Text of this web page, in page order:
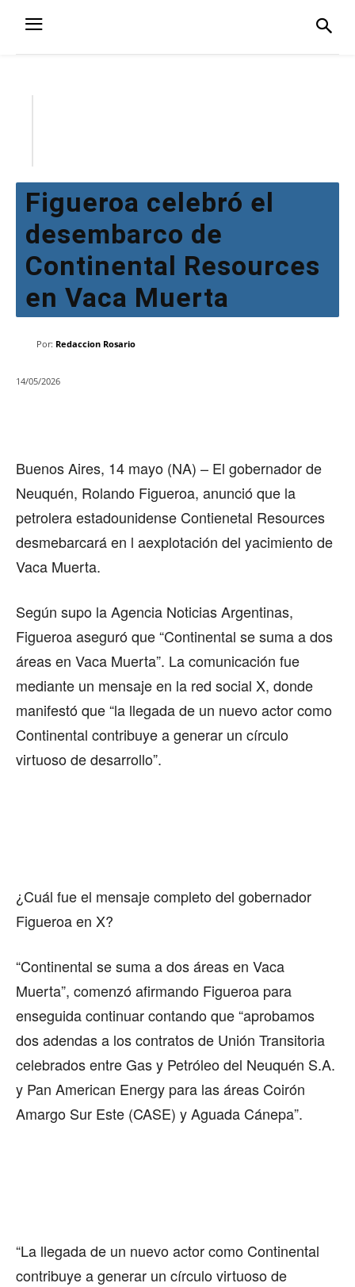
Figueroa celebró el
desembarco de
Continental Resources
en Vaca Muerta
Por: Redaccion Rosario
14/05/2026
Buenos Aires, 14 mayo (NA) – El gobernador de
Neuquén, Rolando Figueroa, anunció que la
petrolera estadounidense Contienetal Resources
desmebarcará en l aexplotación del yacimiento de
Vaca Muerta.
Según supo la Agencia Noticias Argentinas,
Figueroa aseguró que “Continental se suma a dos
áreas en Vaca Muerta”. La comunicación fue
mediante un mensaje en la red social X, donde
manifestó que “la llegada de un nuevo actor como
Continental contribuye a generar un círculo
virtuoso de desarrollo”.
¿Cuál fue el mensaje completo del gobernador
Figueroa en X?
“Continental se suma a dos áreas en Vaca
Muerta”, comenzó afirmando Figueroa para
enseguida continuar contando que “aprobamos
dos adendas a los contratos de Unión Transitoria
celebrados entre Gas y Petróleo del Neuquén S.A.
y Pan American Energy para las áreas Coirón
Amargo Sur Este (CASE) y Aguada Cánepa”.
“La llegada de un nuevo actor como Continental
contribuye a generar un círculo virtuoso de